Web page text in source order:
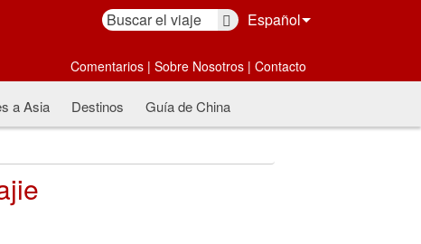
Español
Comentarios | Sobre Nosotros | Contacto
a Asia Destinos Guía de China